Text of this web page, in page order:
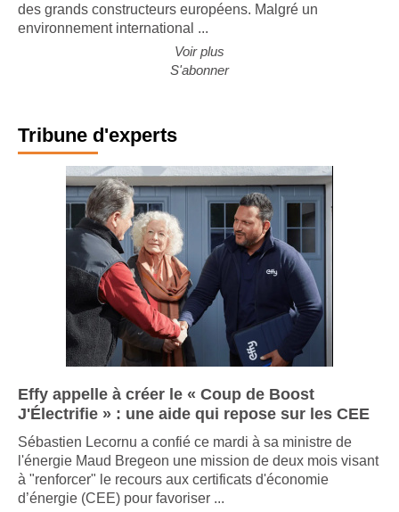
des grands constructeurs européens. Malgré un
environnement international ...
Voir plus
S'abonner
Tribune d'experts
Effy appelle à créer le « Coup de Boost
J'Électrifie » : une aide qui repose sur les CEE
Sébastien Lecornu a confié ce mardi à sa ministre de
l'énergie Maud Bregeon une mission de deux mois visant
à "renforcer" le recours aux certificats d'économie
d’énergie (CEE) pour favoriser ...